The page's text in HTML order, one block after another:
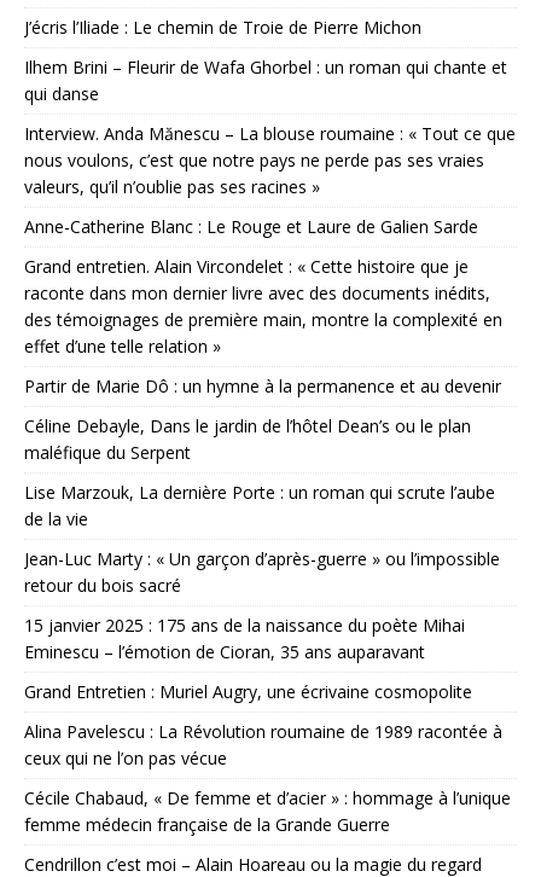
J’écris l’Iliade : Le chemin de Troie de Pierre Michon
Ilhem Brini – Fleurir de Wafa Ghorbel : un roman qui chante et
qui danse
Interview. Anda Mănescu – La blouse roumaine : « Tout ce que
nous voulons, c’est que notre pays ne perde pas ses vraies
valeurs, qu’il n’oublie pas ses racines »
Anne-Catherine Blanc : Le Rouge et Laure de Galien Sarde
Grand entretien. Alain Vircondelet : « Cette histoire que je
raconte dans mon dernier livre avec des documents inédits,
des témoignages de première main, montre la complexité en
effet d’une telle relation »
Partir de Marie Dô : un hymne à la permanence et au devenir
Céline Debayle, Dans le jardin de l’hôtel Dean’s ou le plan
maléfique du Serpent
Lise Marzouk, La dernière Porte : un roman qui scrute l’aube
de la vie
Jean-Luc Marty : « Un garçon d’après-guerre » ou l’impossible
retour du bois sacré
15 janvier 2025 : 175 ans de la naissance du poète Mihai
Eminescu – l’émotion de Cioran, 35 ans auparavant
Grand Entretien : Muriel Augry, une écrivaine cosmopolite
Alina Pavelescu : La Révolution roumaine de 1989 racontée à
ceux qui ne l’on pas vécue
Cécile Chabaud, « De femme et d’acier » : hommage à l’unique
femme médecin française de la Grande Guerre
Cendrillon c’est moi – Alain Hoareau ou la magie du regard